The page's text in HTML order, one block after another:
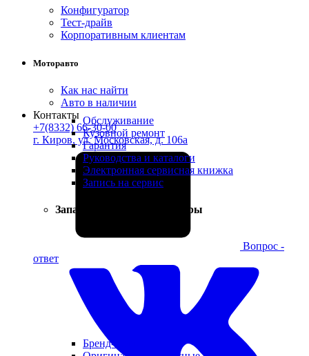
Обслуживание
Кузовной ремонт
Гарантия
Руководства и каталоги
Электронная сервисная книжка
Запись на сервис
Запасные части и аксессуары
Бренд-коллекция
Конфигуратор
Тест-драйв
Корпоративным клиентам
Моторавто
Как нас найти
Авто в наличии
Контакты
+7(8332) 66-30-00
г. Киров, ул. Московская, д. 106а
Вопрос -
ответ